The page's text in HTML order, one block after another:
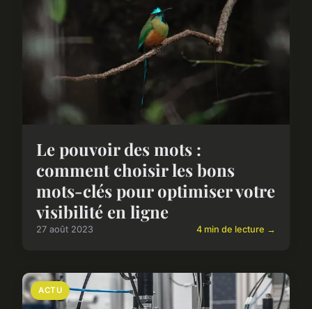
Le pouvoir des mots :
comment choisir les bons
mots-clés pour optimiser votre
visibilité en ligne
27 août 2023 4 min de lecture →
ACTU